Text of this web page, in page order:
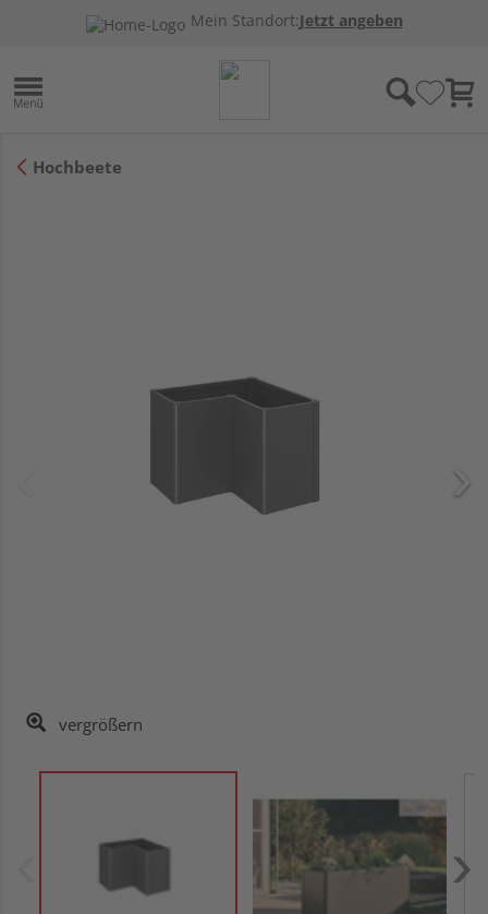
Mein Standort:Jetzt angeben
Hochbeete
vergrößern